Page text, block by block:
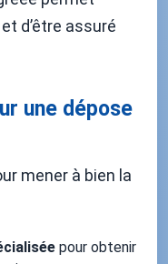
d’être assuré
une dépose
mener à bien la
pour obtenir